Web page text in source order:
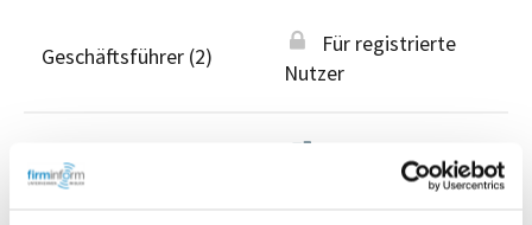
Geschäftsführer (2)
Für registrierte
Nutzer
Wirtschaftlich
Berechtigter
Vollständiges
Unternehmensprofil